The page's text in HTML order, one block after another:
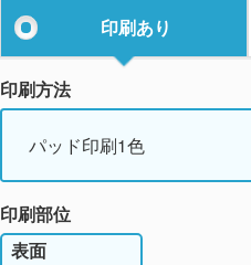
印刷あり
印刷方法
パッド印刷1色
印刷部位
表面